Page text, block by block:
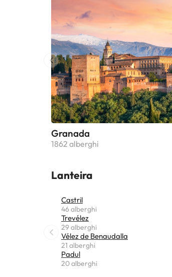
Granada
1862 alberghi
Lanteira
Castril
46 alberghi
Trevélez
29 alberghi
Vélez de Benaudalla
21 alberghi
Padul
20 alberghi